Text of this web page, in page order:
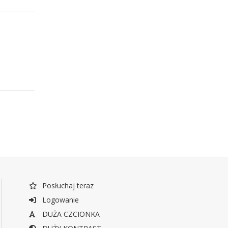
Posłuchaj teraz
Logowanie
DUŻA CZCIONKA